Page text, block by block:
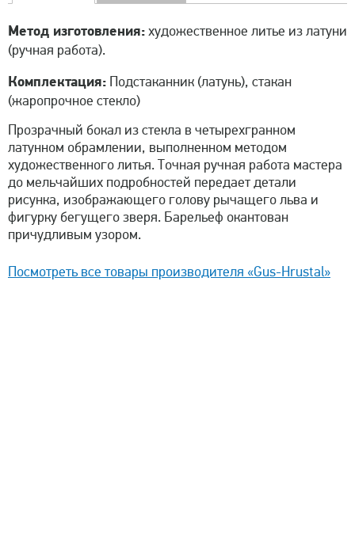
Метод изготовления:художественное литье из латуни
(ручная работа).
Комплектация: Подстаканник (латунь), стакан
(жаропрочное стекло)
Прозрачный бокал из стекла в четырехгранном
латунном обрамлении, выполненном методом
художественного литья. Точная ручная работа мастера
до мельчайших подробностей передает детали
рисунка, изображающего голову рычащего льва и
фигурку бегущего зверя. Барельеф окантован
причудливым узором.
Посмотреть все товары производителя «Gus-Hrustal»